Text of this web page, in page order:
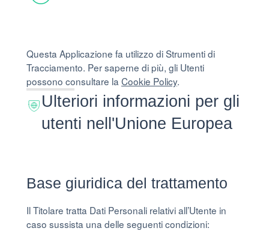
Questa Applicazione fa utilizzo di Strumenti di
Tracciamento. Per saperne di più, gli Utenti
possono consultare la Cookie Policy.
Ulteriori informazioni per gli
utenti nell'Unione Europea
Base giuridica del trattamento
Il Titolare tratta Dati Personali relativi all’Utente in
caso sussista una delle seguenti condizioni: